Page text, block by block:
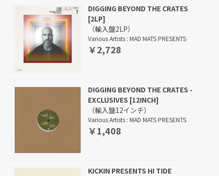
DIGGING BEYOND THE CRATES
[2LP]
（輸入盤2LP）
Various Artists : MAD MATS PRESENTS
￥2,728
DIGGING BEYOND THE CRATES -
EXCLUSIVES [12INCH]
（輸入盤12インチ）
Various Artists : MAD MATS PRESENTS
￥1,408
KICKIN PRESENTS HI TIDE